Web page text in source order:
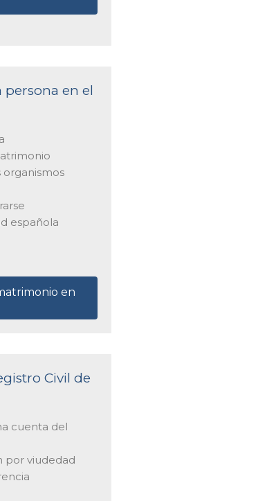
en el
organismos
española
en
Civil de
cuenta del
por viudedad